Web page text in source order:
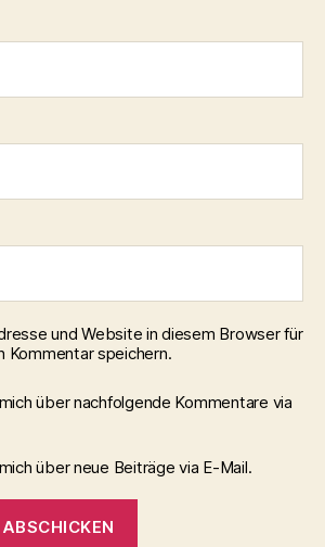
und Website in diesem Browser für
Kommentar speichern.
über nachfolgende Kommentare via
über neue Beiträge via E-Mail.